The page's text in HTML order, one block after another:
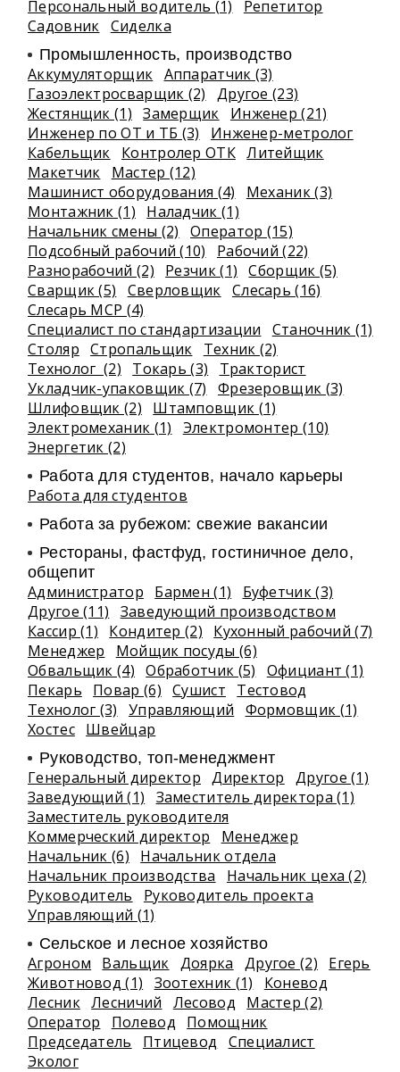
Персональный водитель (1)
Репетитор
Садовник Сиделка
Промышленность, производство
Аккумуляторщик Аппаратчик (3)
Газоэлектросварщик (2)
Другое (23)
Жестянщик (1)
Замерщик
Инженер (21)
Инженер по ОТ и ТБ (3)
Инженер-метролог
Кабельщик
Контролер ОТК Литейщик
Макетчик
Мастер (12)
Машинист оборудования (4)
Механик (3)
Монтажник (1)
Наладчик (1)
Начальник смены (2)
Оператор (15)
Подсобный рабочий (10)
Рабочий (22)
Разнорабочий (2)
Резчик (1)
Сборщик (5)
Сварщик (5)
Сверловщик Слесарь (16)
Слесарь МСР (4)
Специалист по стандартизации
Станочник (1)
Столяр Стропальщик
Техник (2)
Технолог (2)
Токарь (3)
Тракторист
Укладчик-упаковщик (7)
Фрезеровщик (3)
Шлифовщик (2)
Штамповщик (1)
Электромеханик (1)
Электромонтер (10)
Энергетик (2)
Работа для студентов, начало карьеры
Работа для студентов
Работа за рубежом: свежие вакансии
Рестораны, фастфуд, гостиничное дело,
общепит
Администратор Бармен (1)
Буфетчик (3)
Другое (11)
Заведующий производством
Кассир (1)
Кондитер (2)
Кухонный рабочий (7)
Менеджер
Мойщик посуды (6)
Обвальщик (4)
Обработчик (5)
Официант (1)
Пекарь
Повар (6) Сушист
Тестовод
Технолог (3)
Управляющий
Формовщик (1)
Хостес Швейцар
Руководство, топ-менеджмент
Генеральный директор Директор
Другое (1)
Заведующий (1)
Заместитель директора (1)
Заместитель руководителя
Коммерческий директор
Менеджер
Начальник (6)
Начальник отдела
Начальник производства
Начальник цеха (2)
Руководитель
Руководитель проекта
Управляющий (1)
Сельское и лесное хозяйство
Агроном Вальщик Доярка Другое (2)
Егерь
Животновод (1)
Зоотехник (1)
Коневод
Лесник Лесничий Лесовод
Мастер (2)
Оператор
Полевод
Помощник
Председатель
Птицевод
Специалист
Эколог